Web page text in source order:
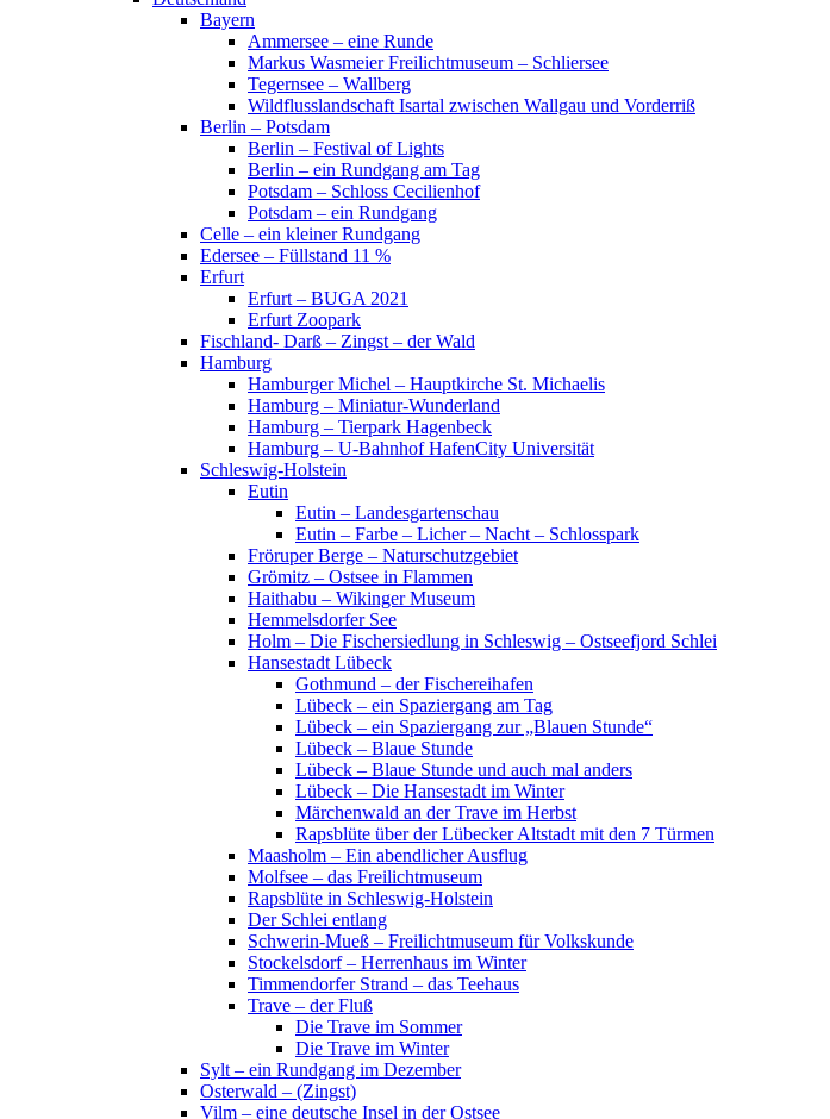
Bayern
Ammersee – eine Runde
Markus Wasmeier Freilichtmuseum – Schliersee
Tegernsee – Wallberg
Wildflusslandschaft Isartal zwischen Wallgau und Vorderriß
Berlin – Potsdam
Berlin – Festival of Lights
Berlin – ein Rundgang am Tag
Potsdam – Schloss Cecilienhof
Potsdam – ein Rundgang
Celle – ein kleiner Rundgang
Edersee – Füllstand 11 %
Erfurt
Erfurt – BUGA 2021
Erfurt Zoopark
Fischland- Darß – Zingst – der Wald
Hamburg
Hamburger Michel – Hauptkirche St. Michaelis
Hamburg – Miniatur-Wunderland
Hamburg – Tierpark Hagenbeck
Hamburg – U-Bahnhof HafenCity Universität
Schleswig-Holstein
Eutin
Eutin – Landesgartenschau
Eutin – Farbe – Licher – Nacht – Schlosspark
Fröruper Berge – Naturschutzgebiet
Grömitz – Ostsee in Flammen
Haithabu – Wikinger Museum
Hemmelsdorfer See
Holm – Die Fischersiedlung in Schleswig – Ostseefjord Schlei
Hansestadt Lübeck
Gothmund – der Fischereihafen
Lübeck – ein Spaziergang am Tag
Lübeck – ein Spaziergang zur „Blauen Stunde“
Lübeck – Blaue Stunde
Lübeck – Blaue Stunde und auch mal anders
Lübeck – Die Hansestadt im Winter
Märchenwald an der Trave im Herbst
Rapsblüte über der Lübecker Altstadt mit den 7 Türmen
Maasholm – Ein abendlicher Ausflug
Molfsee – das Freilichtmuseum
Rapsblüte in Schleswig-Holstein
Der Schlei entlang
Schwerin-Mueß – Freilichtmuseum für Volkskunde
Stockelsdorf – Herrenhaus im Winter
Timmendorfer Strand – das Teehaus
Trave – der Fluß
Die Trave im Sommer
Die Trave im Winter
Sylt – ein Rundgang im Dezember
Osterwald – (Zingst)
Vilm – eine deutsche Insel in der Ostsee